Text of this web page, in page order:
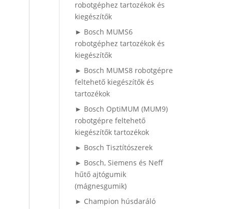
robotgéphez tartozékok és
kiegészítők
► Bosch MUMS6
robotgéphez tartozékok és
kiegészítők
► Bosch MUMS8 robotgépre
feltehető kiegészítők és
tartozékok
► Bosch OptiMUM (MUM9)
robotgépre feltehető
kiegészítők tartozékok
► Bosch Tisztítószerek
► Bosch, Siemens és Neff
hűtő ajtógumik
(mágnesgumik)
► Champion húsdaráló